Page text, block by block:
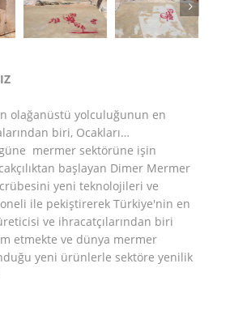
olağanüstü yolculuğunun en
biri, Ocakları…
mermer sektörüne işin
başlayan Dimer Mermer
yeni teknolojileri ve
ile pekiştirerek Türkiye'nin en
ve ihracatçılarından biri
etmekte ve dünya mermer
yeni ürünlerle sektöre yenilik